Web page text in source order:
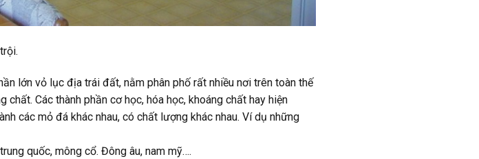
lớn vỏ lục địa trái đất, nằm phân phố rất nhiều nơi trên toàn thế
Các thành phần cơ học, hóa học, khoáng chất hay hiện
các mỏ đá khác nhau, có chất lượng khác nhau. Ví dụ những
quốc, mông cổ. Đông âu, nam mỹ….